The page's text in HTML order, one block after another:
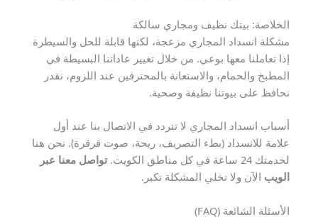
الخلاصة: بيتك نظيف ومجاري سالكة
مشكلة انسداد المجاري مزعجة، لكنها قابلة للحل والسيطرة
إذا تعاملنا معها بوعي. من خلال تغيير عاداتنا البسيطة في
المطبخ والحمام، والاستعانة بالمحترفين عند اللزوم، نقدر
نحافظ على بيوتنا نظيفة وصحية.
أسباب انسداد المجاري لا تتردد في الاتصال بنا عند أول
علامة للانسداد (بطء التصريف، ريحة، صوت قرقرة). نحن هنا
لخدمتك 24 ساعة في كل مناطق الكويت.
تواصل معنا عبر
الويب الآن ولا تخلي المشكلة تكبر.
الأسئلة الشائعة (FAQ)